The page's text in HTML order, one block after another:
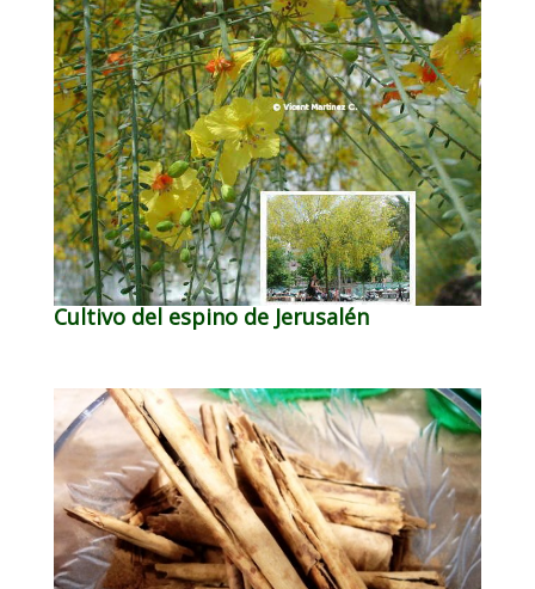
Cultivo del espino de Jerusalén